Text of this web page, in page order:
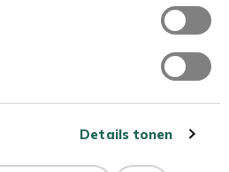
Details tonen
Disclaimer
Toegankelijkheidsverklaring